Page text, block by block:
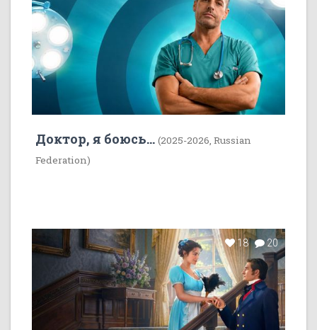
Доктор, я боюсь... (2025-2026, Russian
Federation)
18 20